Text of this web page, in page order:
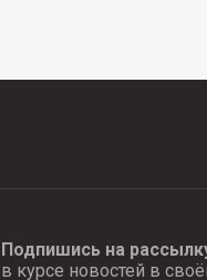
Подпишись на
в курсе новостей в